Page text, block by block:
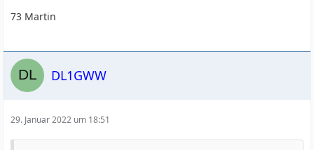
73 Martin
DL1GWW
29. Januar 2022 um 18:51